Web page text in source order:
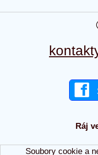
Ráj
Soubory cookie a